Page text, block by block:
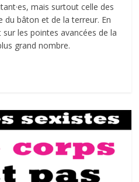
mais surtout celle des
du bâton et de la terreur. En
les pointes avancées de la
grand nombre.